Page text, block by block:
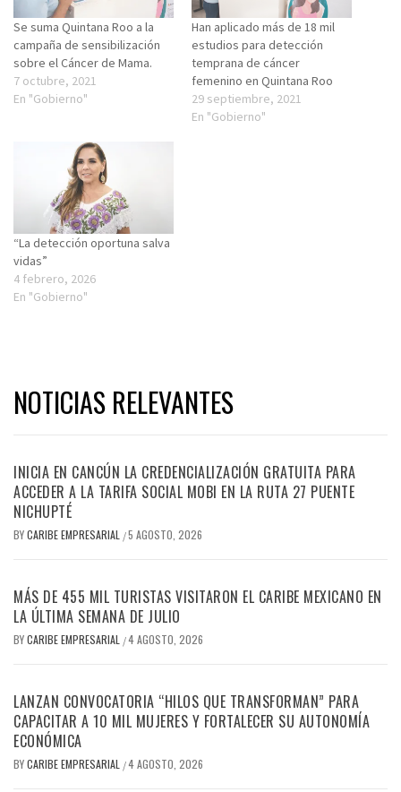
Se suma Quintana Roo a la
campaña de sensibilización
sobre el Cáncer de Mama.
7 octubre, 2021
En "Gobierno"
Han aplicado más de 18 mil
estudios para detección
temprana de cáncer
femenino en Quintana Roo
29 septiembre, 2021
En "Gobierno"
“La detección oportuna salva
vidas”
4 febrero, 2026
En "Gobierno"
NOTICIAS RELEVANTES
INICIA EN CANCÚN LA CREDENCIALIZACIÓN GRATUITA PARA
ACCEDER A LA TARIFA SOCIAL MOBI EN LA RUTA 27 PUENTE
NICHUPTÉ
BYCARIBE EMPRESARIAL /5 AGOSTO, 2026
MÁS DE 455 MIL TURISTAS VISITARON EL CARIBE MEXICANO EN
LA ÚLTIMA SEMANA DE JULIO
BYCARIBE EMPRESARIAL /4 AGOSTO, 2026
LANZAN CONVOCATORIA “HILOS QUE TRANSFORMAN” PARA
CAPACITAR A 10 MIL MUJERES Y FORTALECER SU AUTONOMÍA
ECONÓMICA
BYCARIBE EMPRESARIAL /4 AGOSTO, 2026